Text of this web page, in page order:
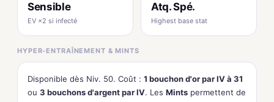
Sensible
EV ×2 si infecté
Atq. Spé.
Highest base stat
HYPER-ENTRAÎNEMENT & MINTS
Disponible dès Niv. 50. Coût : 1 bouchon d'or par IV à 31
ou 3 bouchons d'argent par IV. Les Mints permettent de